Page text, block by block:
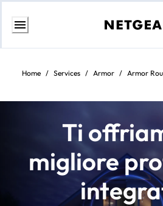
Passa
contenuto
Home / Services / Armor / Armor
Ti
migliore